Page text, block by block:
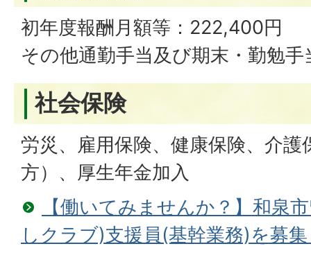
初年度報酬月額等：222,400円
その他通勤手当及び期末・勤勉手
社会保険
労災、雇用保険、健康保険、介
方）、厚生年金加入
【働いてみませんか？】和泉
しクラブ)支援員(基幹業務)を募